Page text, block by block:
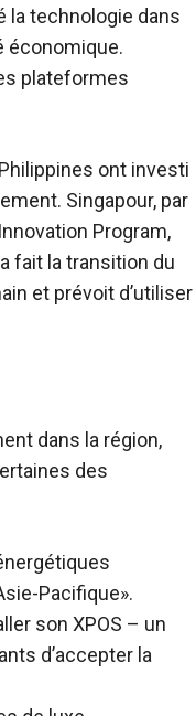
la technologie dans
économique.
plateformes
ont investi
Singapour, par
Program,
fait la transition du
et prévoit d’utiliser
dans la région,
des
Pacifique».
son XPOS – un
d’accepter la